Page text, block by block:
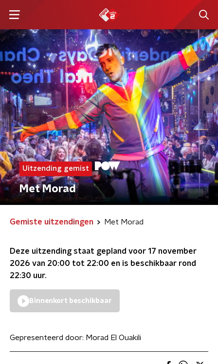
Uitzending gemist
Met Morad
Gemiste uitzendingen Met Morad
Deze uitzending staat gepland voor 17 november
2026 van 20:00 tot 22:00 en is beschikbaar rond
22:30 uur.
Binnenkort beschikbaar
Gepresenteerd door: Morad El Ouakili